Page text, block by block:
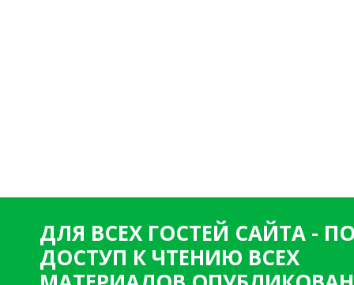
ДЛЯ ВСЕХ ГОСТЕЙ САЙТА -
ДОСТУП К ЧТЕНИЮ ВСЕХ